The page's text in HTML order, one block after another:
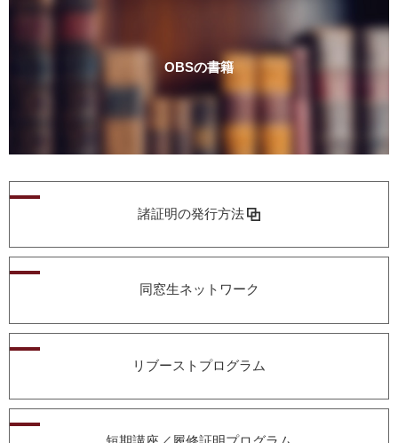
OBSの書籍
諸証明の発行方法
同窓生ネットワーク
リブーストプログラム